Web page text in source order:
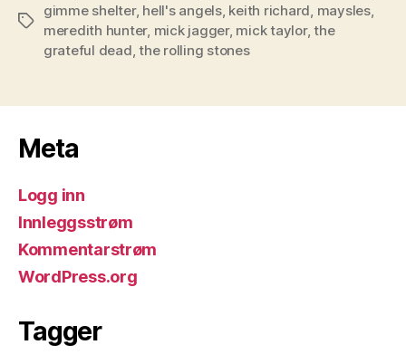
Stikkord
gimme shelter, hell's angels, keith richard maysles,
meredith hunter, mick jagger, mick taylor,the
grateful dead ,the rolling stones
Meta
Logg inn
Innleggsstrøm
Kommentarstrøm
WordPress.org
Tagger